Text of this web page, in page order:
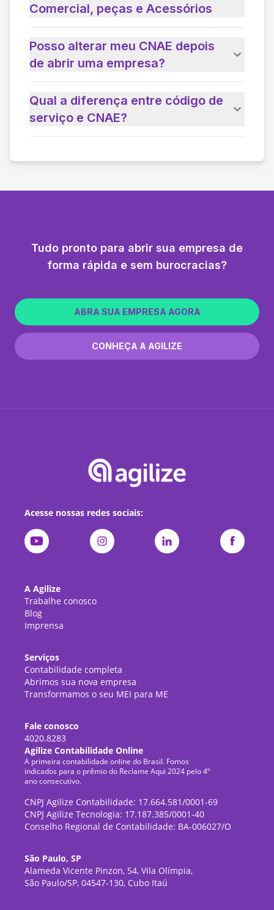
Comercial, peças e Acessórios
Posso alterar meu CNAE depois
de abrir uma empresa?
Qual a diferença entre código de
serviço e CNAE?
Tudo pronto para abrir sua empresa de
forma rápida e sem burocracias?
ABRA SUA EMPRESA AGORA
CONHEÇA A AGILIZE
Acesse nossas redes sociais:
A Agilize
Trabalhe conosco
Blog
Imprensa
Serviços
Contabilidade completa
Abrimos sua nova empresa
Transformamos o seu MEI para ME
Fale conosco
4020.8283
Agilize Contabilidade Online
A primeira contabilidade online do Brasil. Fomos
indicados para o prêmio do Reclame Aqui 2024 pelo 4º
ano consecutivo.
CNPJ Agilize Contabilidade: 17.664.581/0001-69
CNPJ Agilize Tecnologia: 17.187.385/0001-40
Conselho Regional de Contabilidade: BA-006027/O
São Paulo, SP
Alameda Vicente Pinzon, 54, Vila Olímpia,
São Paulo/SP, 04547-130, Cubo Itaú